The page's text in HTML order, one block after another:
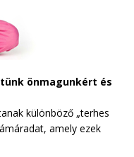
önmagunkért és
különböző „terhes
amely ezek